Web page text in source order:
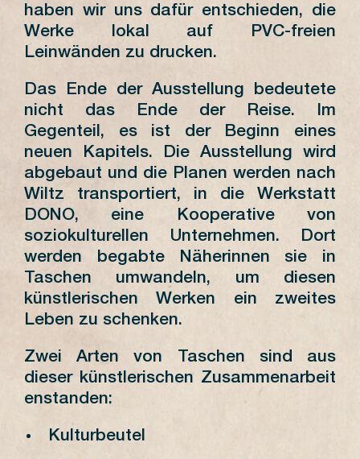
haben wir uns dafür entschieden, die
Werke lokal auf PVC-freien
Leinwänden zu drucken.
Das Ende der Ausstellung bedeutete
nicht das Ende der Reise. Im
Gegenteil, es ist der Beginn eines
neuen Kapitels. Die Ausstellung wird
abgebaut und die Planen werden nach
Wiltz transportiert, in die Werkstatt
DONO, eine Kooperative von
soziokulturellen Unternehmen. Dort
werden begabte Näherinnen sie in
Taschen umwandeln, um diesen
künstlerischen Werken ein zweites
Leben zu schenken.
Zwei Arten von Taschen sind aus
dieser künstlerischen Zusammenarbeit
enstanden:
Kulturbeutel